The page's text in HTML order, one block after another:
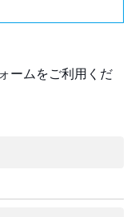
ームをご利用くだ